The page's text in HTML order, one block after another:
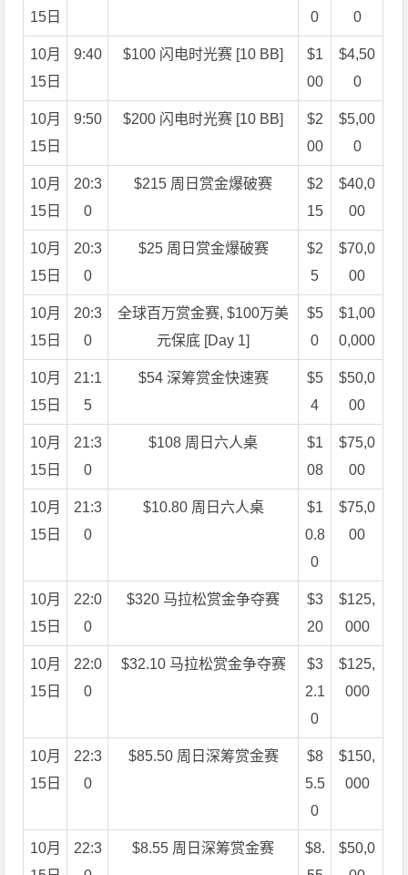
15日
0
0
10月
15日
9:40 $100 闪电时光赛 [10 BB]
$1
00
$4,50
0
10月
15日
9:50 $200 闪电时光赛 [10 BB]
$2
00
$5,00
0
10月
15日
20:3
0
$215 周日赏金爆破赛
$2
15
$40,0
00
10月
15日
20:3
0
$25 周日赏金爆破赛
$2
5
$70,0
00
10月
15日
20:3
0
全球百万赏金赛, $100万美
元保底 [Day 1]
$5
0
$1,00
0,000
10月
15日
21:1
5
$54 深筹赏金快速赛
$5
4
$50,0
00
10月
15日
21:3
0
$108 周日六人桌
$1
08
$75,0
00
10月
15日
21:3
0
$10.80 周日六人桌
$1
0.8
0
$75,0
00
10月
15日
22:0
0
$320 马拉松赏金争夺赛
$3
20
$125,
000
10月
15日
22:0
0
$32.10 马拉松赏金争夺赛
$3
2.1
0
$125,
000
10月
15日
22:3
0
$85.50 周日深筹赏金赛
$8
5.5
0
$150,
000
10月
22:3
$8.55 周日深筹赏金赛
$8.
$50,0